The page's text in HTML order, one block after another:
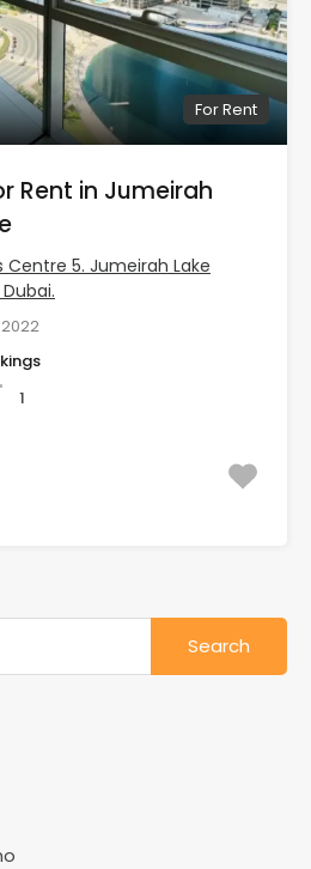
For Rent
Rent in Jumeirah
Centre 5. Jumeirah Lake
1
Search